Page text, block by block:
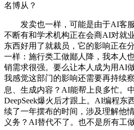
名博从？
发卖也一样，可能是由于AI客服
不断有和学术机构正在会商AI对就
东西好用了就裁员，它的影响正在
一样：施行类工做鄙人降，我本人
销需求很强。要么让本人成为用AI
我感觉这部门的影响还需要再持续
息、生成内容？AI能帮上良多忙。
DeepSeek爆火后才跟上。AI编程东
续了一年摆布的时间，涉及理解他
义务？AI替代不了。也不是所有工